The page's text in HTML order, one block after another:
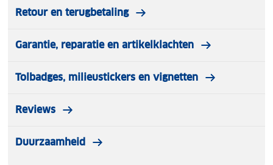
Retour en terugbetaling
Garantie, reparatie en artikelklachten
Tolbadges, milieustickers en vignetten
Reviews
Duurzaamheid